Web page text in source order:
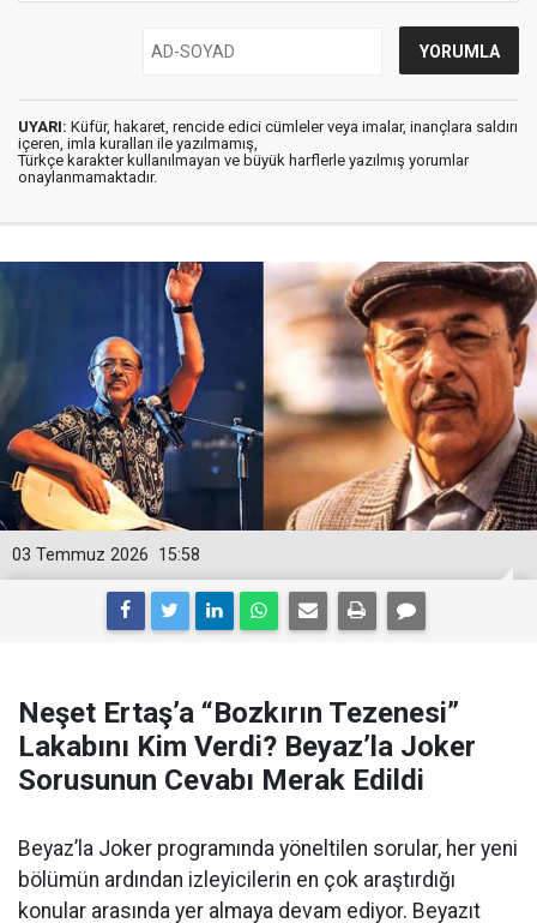
UYARI: Küfür, hakaret, rencide edici cümleler veya imalar, inançlara saldırı
içeren, imla kuralları ile yazılmamış,
Türkçe karakter kullanılmayan ve büyük harflerle yazılmış yorumlar
onaylanmamaktadır.
15:58
03 Temmuz 2026
Neşet Ertaş’a “Bozkırın Tezenesi”
Lakabını Kim Verdi? Beyaz’la Joker
Sorusunun Cevabı Merak Edildi
Beyaz’la Joker programında yöneltilen sorular, her yeni
bölümün ardından izleyicilerin en çok araştırdığı
konular arasında yer almaya devam ediyor. Beyazıt